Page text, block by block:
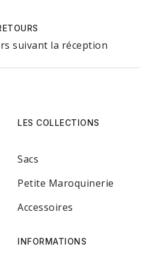
suivant la réception
LES COLLECTIONS
Sacs
Petite Maroquinerie
Accessoires
INFORMATIONS